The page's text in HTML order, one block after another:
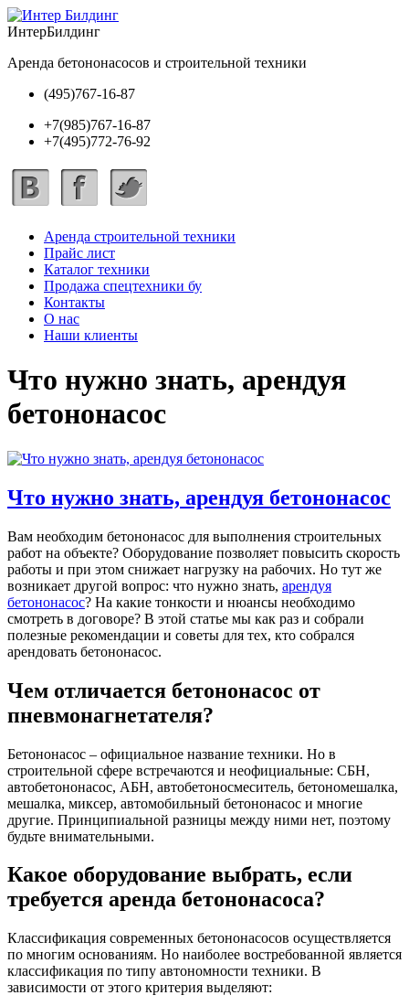
ИнтерБилдинг
Аренда бетононасосов и строительной техники
(495)767-16-87
+7(985)767-16-87
+7(495)772-76-92
Аренда строительной техники
Прайс лист
Каталог техники
Продажа спецтехники бу
Контакты
О нас
Наши клиенты
Что нужно знать, арендуя
бетононасос
Что нужно знать, арендуя бетононасос
Вам необходим бетононасос для выполнения строительных
работ на объекте? Оборудование позволяет повысить скорость
работы и при этом снижает нагрузку на рабочих. Но тут же
возникает другой вопрос: что нужно знать, арендуя
бетононасос? На какие тонкости и нюансы необходимо
смотреть в договоре? В этой статье мы как раз и собрали
полезные рекомендации и советы для тех, кто собрался
арендовать бетононасос.
Чем отличается бетононасос от
пневмонагнетателя?
Бетононасос – официальное название техники. Но в
строительной сфере встречаются и неофициальные: СБН,
автобетононасос, АБН, автобетоносмеситель, бетономешалка,
мешалка, миксер, автомобильный бетононасос и многие
другие. Принципиальной разницы между ними нет, поэтому
будьте внимательными.
Какое оборудование выбрать, если
требуется аренда бетононасоса?
Классификация современных бетононасосов осуществляется
по многим основаниям. Но наиболее востребованной является
классификация по типу автономности техники. В
зависимости от этого критерия выделяют: